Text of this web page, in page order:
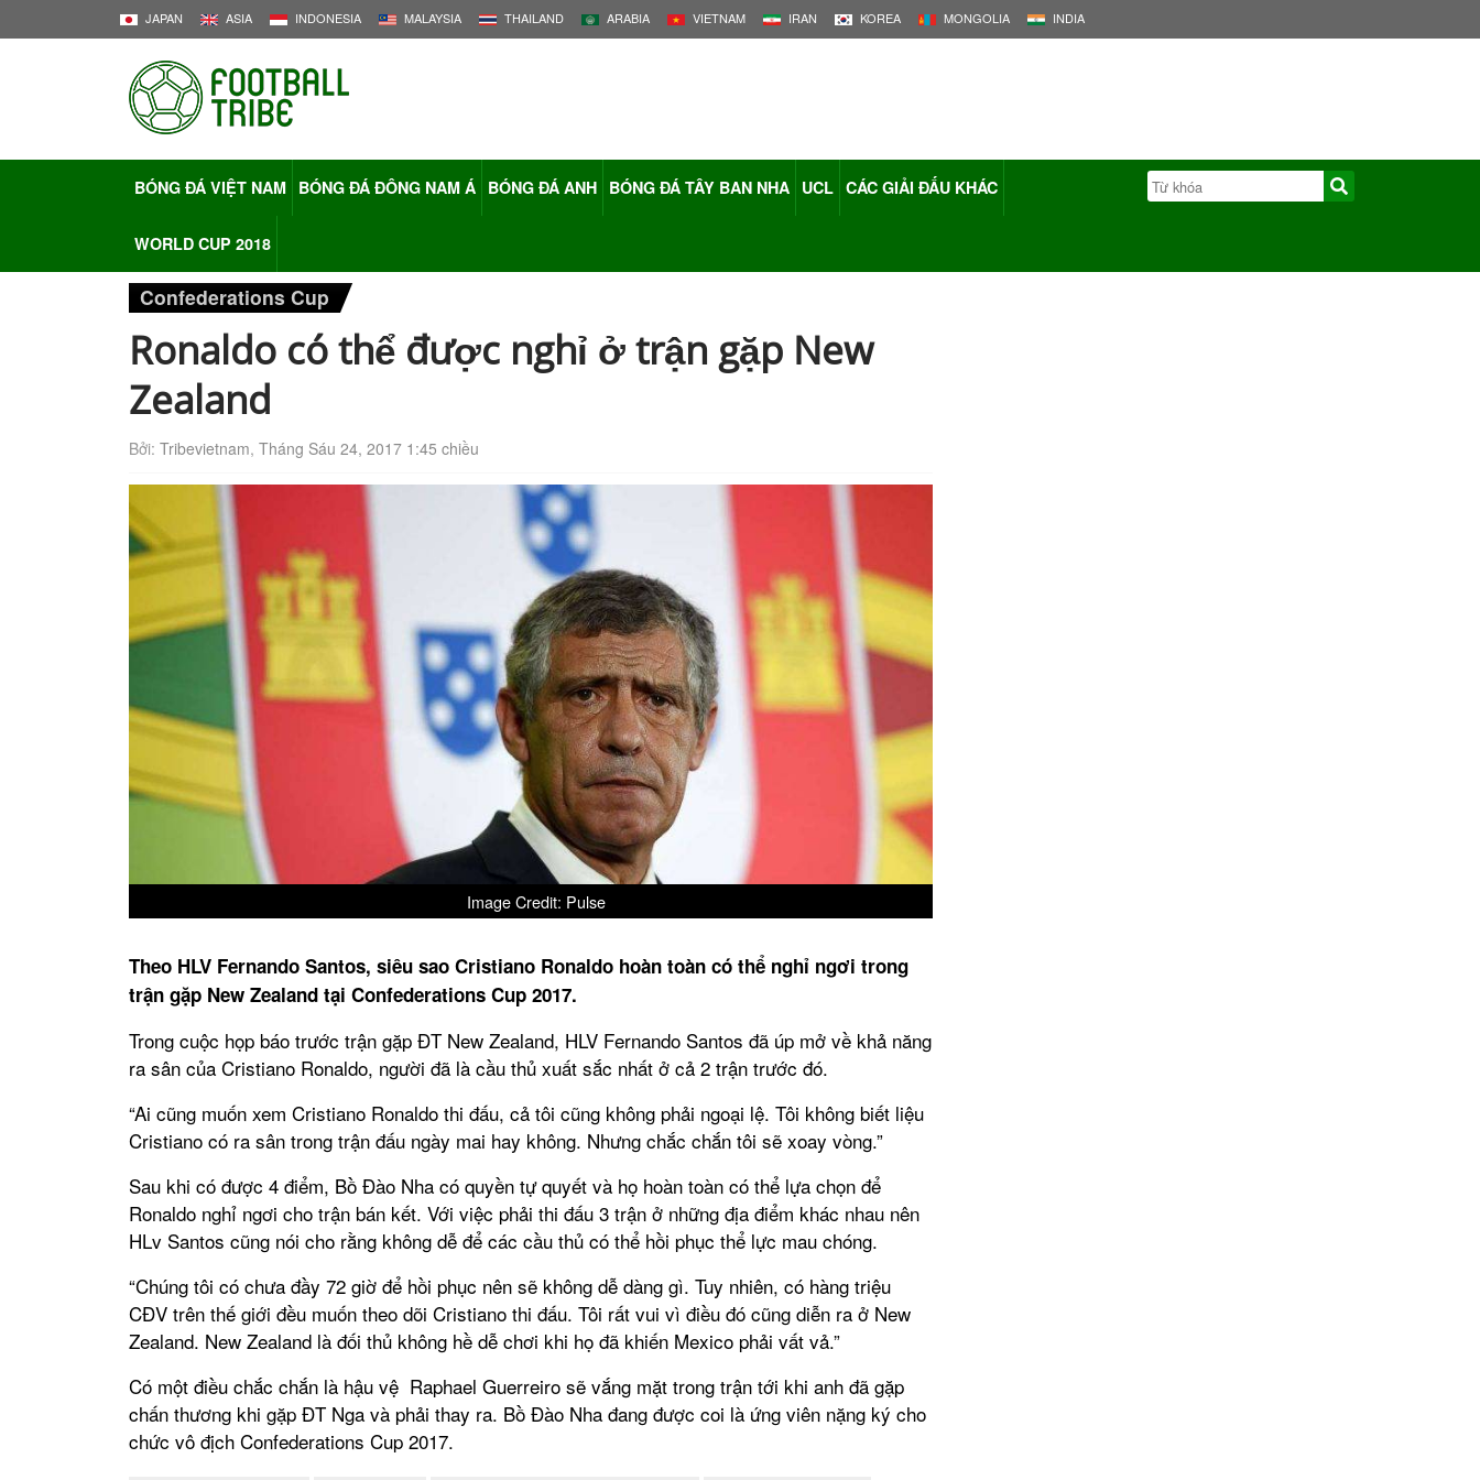
JAPAN ASIA INDONESIA MALAYSIA THAILAND ARABIA VIETNAM IRAN KOREA MONGOLIA INDIA
BÓNG ĐÁ VIỆT NAM BÓNG ĐÁ ĐÔNG NAM Á BÓNG ĐÁ ANH BÓNG ĐÁ TÂY BAN NHA UCL CÁC GIẢI ĐẤU KHÁC
WORLD CUP 2018
Confederations Cup
Ronaldo có thể được nghỉ ở trận gặp New
Zealand
Bởi: Tribevietnam, Tháng Sáu 24, 2017 1:45 chiều
Image Credit: Pulse
Theo HLV Fernando Santos, siêu sao Cristiano Ronaldo hoàn toàn có thể nghỉ ngơi trong
trận gặp New Zealand tại Confederations Cup 2017.
Trong cuộc họp báo trước trận gặp ĐT New Zealand, HLV Fernando Santos đã úp mở về khả năng
ra sân của Cristiano Ronaldo, người đã là cầu thủ xuất sắc nhất ở cả 2 trận trước đó.
“Ai cũng muốn xem Cristiano Ronaldo thi đấu, cả tôi cũng không phải ngoại lệ. Tôi không biết liệu
Cristiano có ra sân trong trận đấu ngày mai hay không. Nhưng chắc chắn tôi sẽ xoay vòng.”
Sau khi có được 4 điểm, Bồ Đào Nha có quyền tự quyết và họ hoàn toàn có thể lựa chọn để
Ronaldo nghỉ ngơi cho trận bán kết. Với việc phải thi đấu 3 trận ở những địa điểm khác nhau nên
HLv Santos cũng nói cho rằng không dễ để các cầu thủ có thể hồi phục thể lực mau chóng.
“Chúng tôi có chưa đầy 72 giờ để hồi phục nên sẽ không dễ dàng gì. Tuy nhiên, có hàng triệu
CĐV trên thế giới đều muốn theo dõi Cristiano thi đấu. Tôi rất vui vì điều đó cũng diễn ra ở New
Zealand. New Zealand là đối thủ không hề dễ chơi khi họ đã khiến Mexico phải vất vả.”
Có một điều chắc chắn là hậu vệ Raphael Guerreiro sẽ vắng mặt trong trận tới khi anh đã gặp
chấn thương khi gặp ĐT Nga và phải thay ra. Bồ Đào Nha đang được coi là ứng viên nặng ký cho
chức vô địch Confederations Cup 2017.